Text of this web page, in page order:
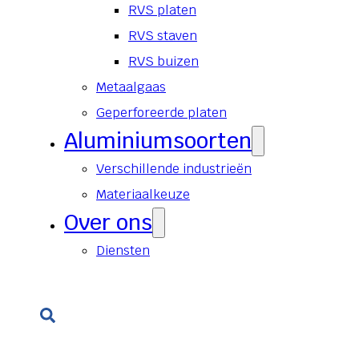
RVS platen
RVS staven
RVS buizen
Metaalgaas
Geperforeerde platen
Aluminiumsoorten
Verschillende industrieën
Materiaalkeuze
Over ons
Diensten